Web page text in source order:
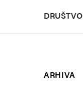
DRUŠTVO
ARHIVA